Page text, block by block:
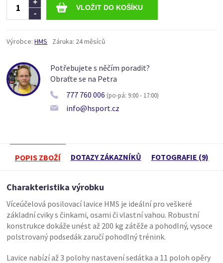
-
+
Výrobce: HMS Záruka: 24 měsíců
Potřebujete s něčím poradit?
Obraťte se na Petra
777 760 006 (po-pá: 9:00 - 17:00)
info@hsport.cz
POPIS ZBOŽÍ DOTAZY ZÁKAZNÍKŮ FOTOGRAFIE (9)
Charakteristika výrobku
Víceúčelová posilovací lavice HMS je ideální pro veškeré
základní cviky s činkami, osami či vlastní vahou. Robustní
konstrukce dokáže unést až 200 kg zátěže a pohodlný, vysoce
polstrovaný podsedák zaručí pohodlný trénink.
Lavice nabízí až 3 polohy nastavení sedátka a 11 poloh opěry